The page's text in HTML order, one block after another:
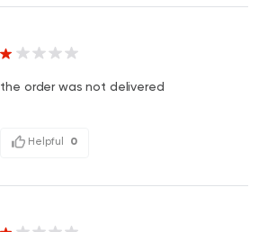
the order was not delivered
Helpful 0